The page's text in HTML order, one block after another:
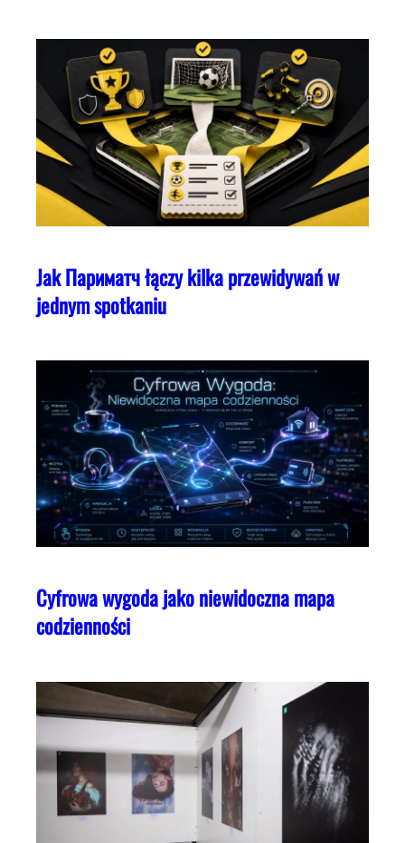
Jak Париматч łączy kilka przewidywań w
jednym spotkaniu
Cyfrowa wygoda jako niewidoczna mapa
codzienności